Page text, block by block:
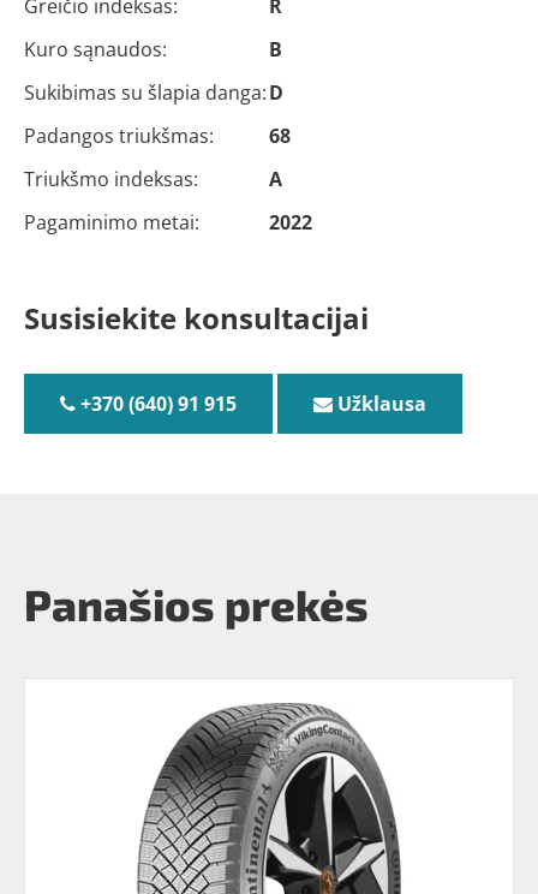
Greičio indeksas:
R
Kuro sąnaudos:
B
Sukibimas su šlapia danga:D
Padangos triukšmas:
68
Triukšmo indeksas:
A
Pagaminimo metai:
2022
Susisiekite konsultacijai
+370 (640) 91 915 Užklausa
Panašios prekės